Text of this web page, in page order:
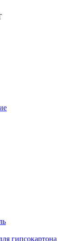
гипсокартона